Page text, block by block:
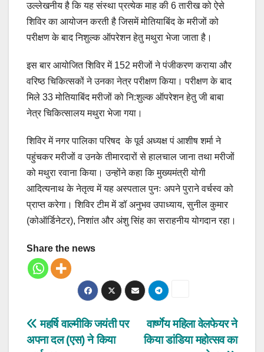
उल्लेखनीय है कि यह संस्था प्रत्येक माह की 6 तारीख को ऐसे
शिविर का आयोजन करती है जिसमें मोतियाबिंद के मरीजों को
परीक्षण के बाद निशुल्क ऑपरेशन हेतु मथुरा भेजा जाता है।
इस बार आयोजित शिविर में 152 मरीजों ने पंजीकरण कराया और
वरिष्ठ चिकित्सकों ने उनका नेत्र परीक्षण किया। परीक्षण के बाद
मिले 33 मोतियाबिंद मरीजों को नि:शुल्क ऑपरेशन हेतु जी बाबा
नेत्र चिकित्सालय मथुरा भेजा गया।
शिविर में नगर पालिका परिषद के पूर्व अध्यक्ष पं आशीष शर्मा ने
पहुंचकर मरीजों व उनके तीमारदारों से हालचाल जाना तथा मरीजों
को मथुरा रवाना किया। उन्होंने कहा कि मुख्यमंत्री योगी
आदित्यनाथ के नेतृत्व में यह अस्पताल पुनः अपने पुराने वर्चस्व को
प्राप्त करेगा। शिविर टीम में डॉ अनुभव उपाध्याय, सुनील कुमार
(कोऑर्डिनेटर), निशांत और अंशु सिंह का सराहनीय योगदान रहा।
Share the news
Post
वार्ष्णेय महिला वेलफेयर ने
किया डांडिया महोत्सव का
महर्षि वाल्मीकि जयंती पर
अपना दल (एस) ने किया